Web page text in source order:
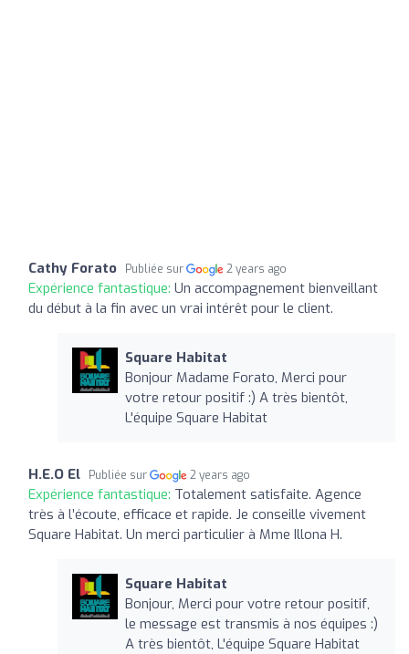
Cathy Forato Publiée sur 2 years ago
Expérience fantastique: Un accompagnement bienveillant
du début à la fin avec un vrai intérêt pour le client.
Square Habitat
Bonjour Madame Forato, Merci pour
votre retour positif :) A très bientôt,
L'équipe Square Habitat
H.E.O El Publiée sur 2 years ago
Expérience fantastique: Totalement satisfaite. Agence
très à l’écoute, efficace et rapide. Je conseille vivement
Square Habitat. Un merci particulier à Mme Illona H.
Square Habitat
Bonjour, Merci pour votre retour positif,
le message est transmis à nos équipes :)
A très bientôt, L'équipe Square Habitat